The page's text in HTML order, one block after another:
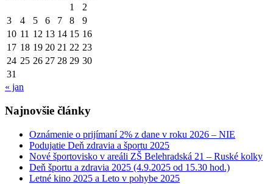
1
2
3
4 5 6 7 8
9
10 11 12 13 14 15 16
17 18 19 20 21 22 23
24 25 26 27 28 29 30
31
« jan
Najnovšie články
Oznámenie o prijímaní 2% z dane v roku 2026 – NIE
Podujatie Deň zdravia a športu 2025
Nové športovisko v areáli ZŠ Belehradská 21 – Ruské kolky
Deň športu a zdravia 2025 (4.9.2025 od 15.30 hod.)
Letné kino 2025 a Leto v pohybe 2025